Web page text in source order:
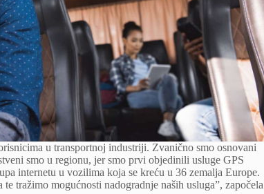
u transportnoj industriji. Zvanično smo osnovani
smo u regionu, jer smo prvi objedinili usluge GPS
internetu u vozilima koja se kreću u 36 zemalja Europe.
tražimo mogućnosti nadogradnje naših usluga”, započela